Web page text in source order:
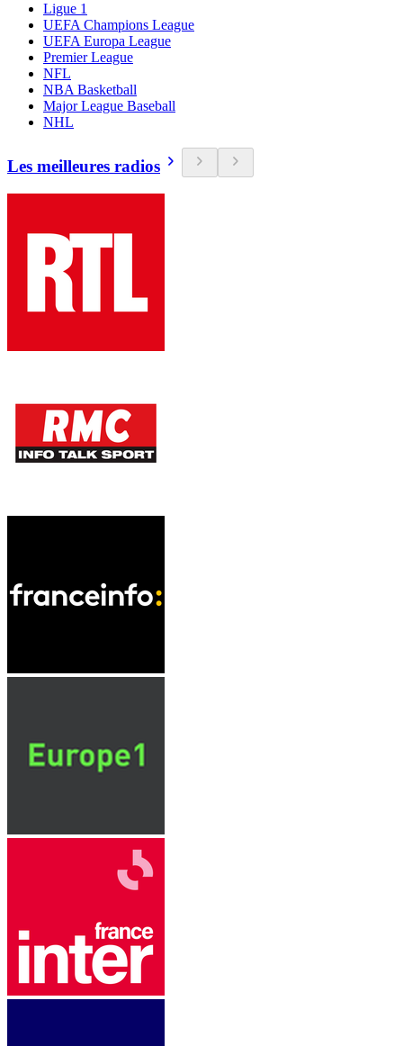
Ligue 1
UEFA Champions League
UEFA Europa League
Premier League
NFL
NBA Basketball
Major League Baseball
NHL
Les meilleures radios